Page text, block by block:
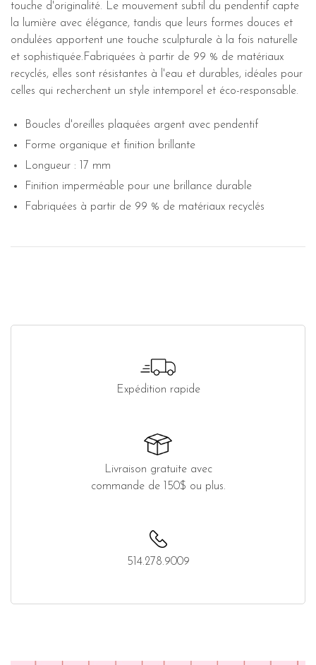
touche d'originalité. Le mouvement subtil du pendentif capte
la lumière avec élégance, tandis que leurs formes douces et
ondulées apportent une touche sculpturale à la fois naturelle
et sophistiquée.Fabriquées à partir de 99 % de matériaux
recyclés, elles sont résistantes à l'eau et durables, idéales pour
celles qui recherchent un style intemporel et éco-responsable.
Boucles d'oreilles plaquées argent avec pendentif
Forme organique et finition brillante
Longueur : 17 mm
Finition imperméable pour une brillance durable
Fabriquées à partir de 99 % de matériaux recyclés
Expédition rapide
Livraison gratuite avec
commande de 150$ ou plus.
514.278.9009